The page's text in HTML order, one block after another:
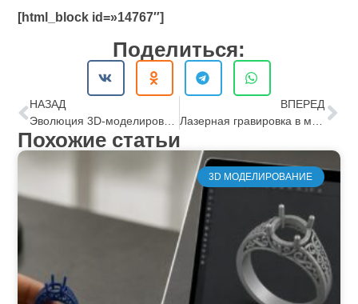
[html_block id=»14767″]
Поделиться:
НАЗАД
Эволюция 3D-моделирования: от концепции до реальности
ВПЕРЕД
Похожие статьи
3D МОДЕЛИРОВАНИЕ